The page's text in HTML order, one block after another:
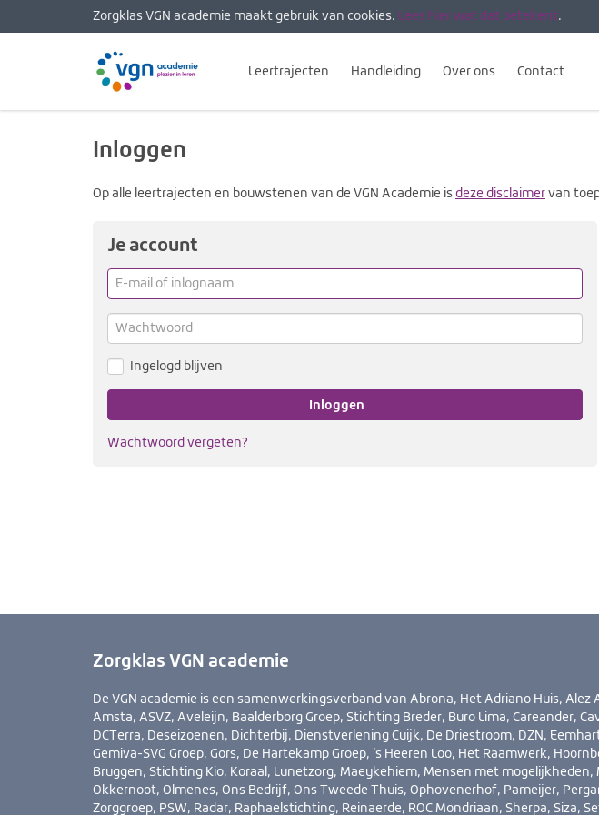
Zorgklas VGN academie maakt gebruik van cookies. Lees hier wat dat betekent.
Leertrajecten Handleiding Over ons Contact
Inloggen
Op alle leertrajecten en bouwstenen van de VGN Academie is deze disclaimer van
Je account
E-
mail
of
inlognaam
Wachtwoord
Ingelogd blijven
Inloggen
Wachtwoord vergeten?
Zorgklas VGN academie
De VGN academie is een samenwerkingsverband van Abrona, Het Adriano Huis,
Amsta, ASVZ, Aveleijn, Baalderborg Groep, Stichting Breder, Buro Lima, Careander,
DCTerra, Deseizoenen, Dichterbij, Dienstverlening Cuijk, De Driestroom, DZN,
Gemiva-SVG Groep, Gors, De Hartekamp Groep, ’s Heeren Loo, Het Raamwerk,
Bruggen, Stichting Kio, Koraal, Lunetzorg, Maeykehiem, Mensen met mogelijkheden,
Okkernoot, Olmenes, Ons Bedrijf, Ons Tweede Thuis, Ophovenerhof, Pameijer,
Zorggroep, PSW, Radar, Raphaelstichting, Reinaerde, ROC Mondriaan, Sherpa, Siza,